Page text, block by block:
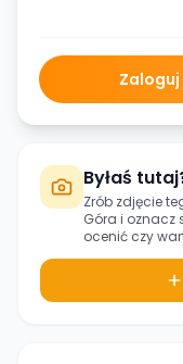
Byłaś
Zrób zdjęcie
Góra i oznacz
ocenić czy